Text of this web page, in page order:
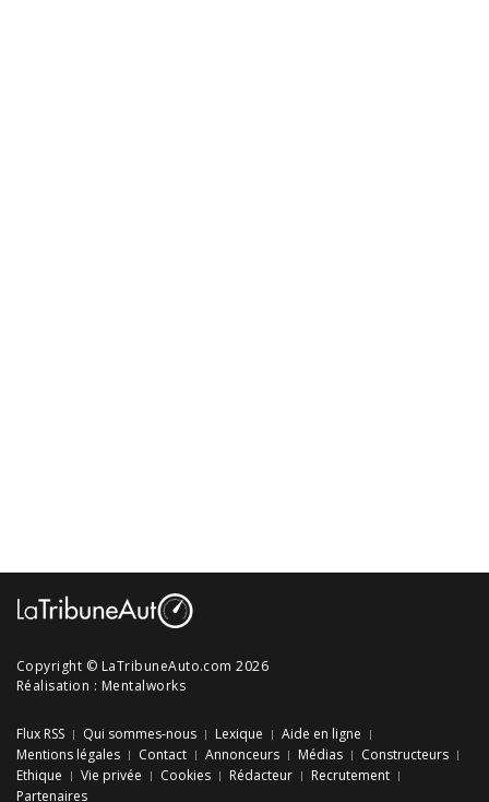
Copyright © LaTribuneAuto.com 2026
Réalisation : Mentalworks
Flux RSS Qui sommes-nous Lexique
Aide en ligne
Mentions légales
Contact Annonceurs Médias
Constructeurs
Ethique
Vie privée Cookies Rédacteur
Recrutement
Partenaires